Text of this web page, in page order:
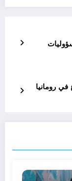
2025: تطوع في رومانيا